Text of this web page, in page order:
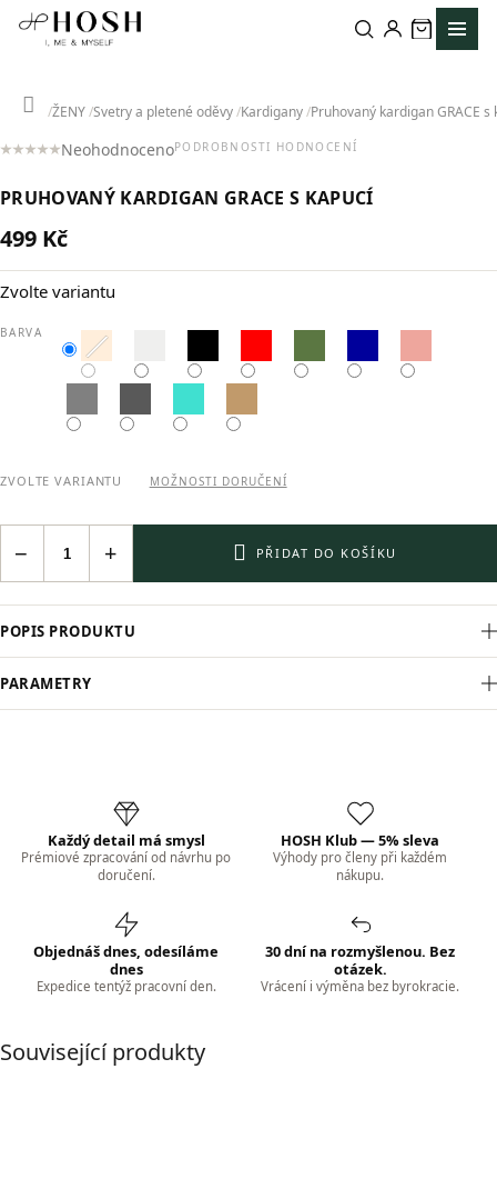
Přejít
Domů
ŽENY Svetry a pletené oděvy Kardigany Pruhovaný kardigan GRACE s
Průměrné
produktu
0,0
5
NeohodnocenoPODROBNOSTI HODNOCENÍ
PRUHOVANÝ KARDIGAN GRACE S KAPUCÍ
499 Kč
cena:
Zvolte variantu
BARVA
ZVOLTE VARIANTU MOŽNOSTI DORUČENÍ
+
− PŘIDAT DO KOŠÍKU
POPIS PRODUKTU
PARAMETRY
Každý detail má smysl
Prémiové zpracování od návrhu po
doručení.
HOSH Klub — 5% sleva
Výhody pro členy při každém
nákupu.
Objednáš dnes, odesíláme
dnes
Expedice tentýž pracovní den.
30 dní na rozmyšlenou. Bez
otázek.
Vrácení i výměna bez byrokracie.
Související produkty